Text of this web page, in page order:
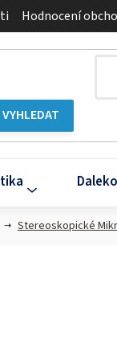
Hodnocení
Stereoskopické